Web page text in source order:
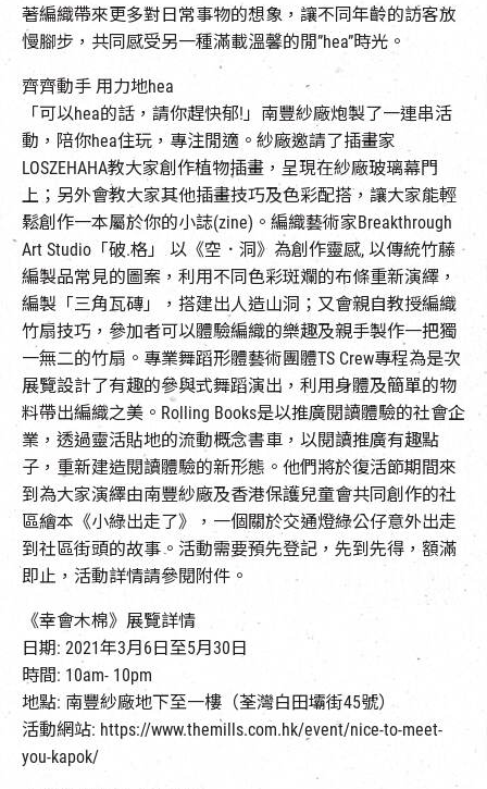
著編織帶來更多對日常事物的想象，讓不同年齡的訪客放
慢腳步，共同感受另一種滿載溫馨的閒”hea”時光。
齊齊動手 用力地hea
「可以hea的話，請你趕快郁!」南豐紗廠炮製了一連串活
動，陪你hea住玩，專注閒適。紗廠邀請了插畫家
LOSZEHAHA教大家創作植物插畫，呈現在紗廠玻璃幕門
上；另外會教大家其他插畫技巧及色彩配搭，讓大家能輕
鬆創作一本屬於你的小誌(zine)。編織藝術家Breakthrough
Art Studio「破.格」 以《空．洞》為創作靈感, 以傳統竹藤
編製品常見的圖案，利用不同色彩斑斕的布條重新演繹，
編製「三角瓦磚」，搭建出人造山洞；又會親自教授編織
竹扇技巧，參加者可以體驗編織的樂趣及親手製作一把獨
一無二的竹扇。專業舞蹈形體藝術團體TS Crew專程為是次
展覽設計了有趣的參與式舞蹈演出，利用身體及簡單的物
料帶出編織之美。Rolling Books是以推廣閱讀體驗的社會企
業，透過靈活貼地的流動概念書車，以閱讀推廣有趣點
子，重新建造閱讀體驗的新形態。他們將於復活節期間來
到為大家演繹由南豐紗廠及香港保護兒童會共同創作的社
區繪本《小綠出走了》，一個關於交通燈綠公仔意外出走
到社區街頭的故事。活動需要預先登記，先到先得，額滿
即止，活動詳情請參閱附件。
《幸會木棉》展覽詳情
日期: 2021年3月6日至5月30日
時間: 10am- 10pm
地點: 南豐紗廠地下至一樓（荃灣白田壩街45號）
活動網站: https://www.themills.com.hk/event/nice-to-meet-
you-kapok/